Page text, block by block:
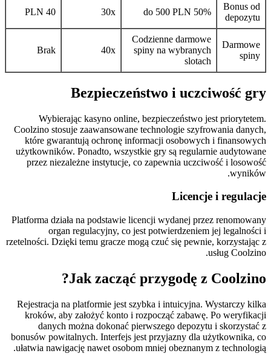
Bonus od
depozytu
50% do 500 PLN
30x
40 PLN
Darmowe
spiny
Codzienne darmowe
spiny na wybranych
slotach
40x
Brak
Bezpieczeństwo i uczciwość gry
Wybierając kasyno online, bezpieczeństwo jest priorytetem.
Coolzino stosuje zaawansowane technologie szyfrowania danych,
które gwarantują ochronę informacji osobowych i finansowych
użytkowników. Ponadto, wszystkie gry są regularnie audytowane
przez niezależne instytucje, co zapewnia uczciwość i losowość
wyników.
Licencje i regulacje
Platforma działa na podstawie licencji wydanej przez renomowany
organ regulacyjny, co jest potwierdzeniem jej legalności i
rzetelności. Dzięki temu gracze mogą czuć się pewnie, korzystając z
usług Coolzino.
Jak zacząć przygodę z Coolzino?
Rejestracja na platformie jest szybka i intuicyjna. Wystarczy kilka
kroków, aby założyć konto i rozpocząć zabawę. Po weryfikacji
danych można dokonać pierwszego depozytu i skorzystać z
bonusów powitalnych. Interfejs jest przyjazny dla użytkownika, co
ułatwia nawigację nawet osobom mniej obeznanym z technologią.